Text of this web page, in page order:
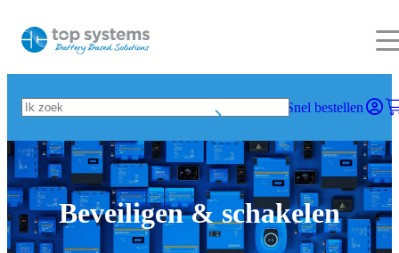
Snel bestellen
Beveiligen & schakelen